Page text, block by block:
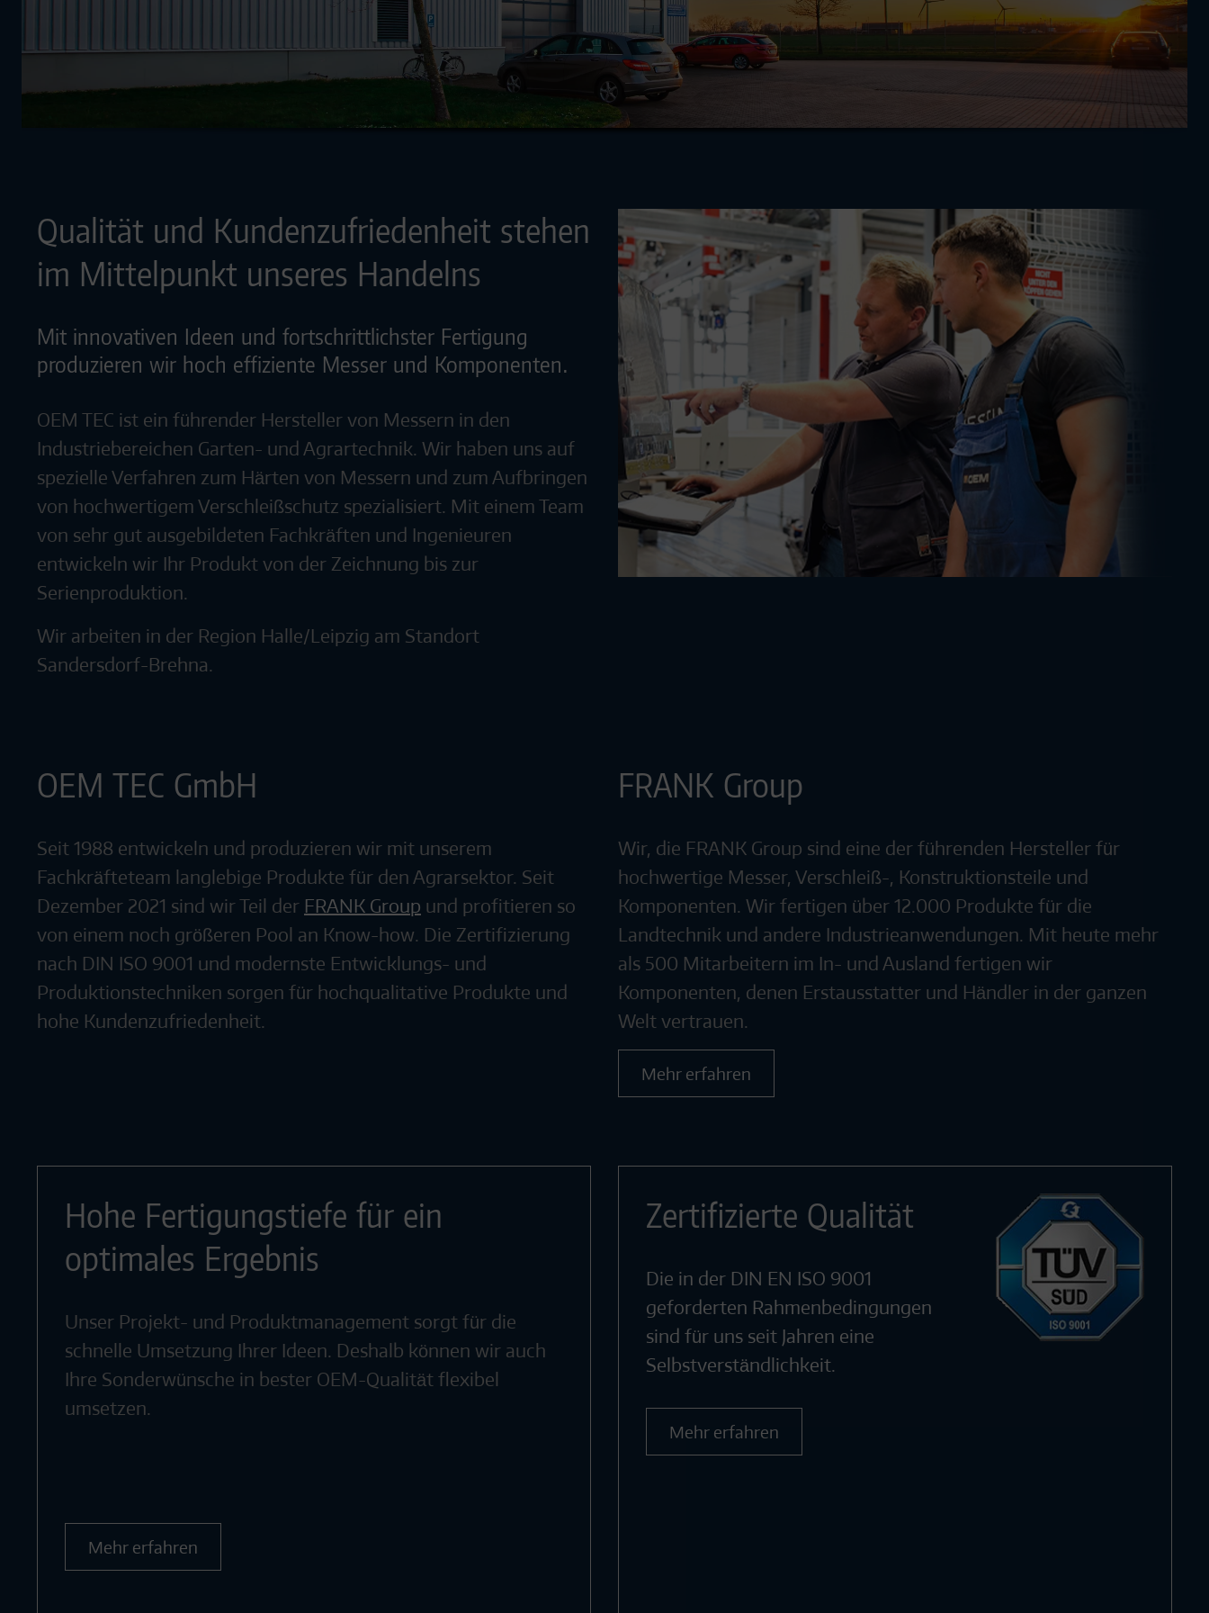
Qualität und Kundenzufriedenheit stehen
im Mittelpunkt unseres Handelns
Mit innovativen Ideen und fortschrittlichster Fertigung
produzieren wir hoch effiziente Messer und Komponenten.
OEM TEC ist ein führender Hersteller von Messern in den
Industriebereichen Garten- und Agrartechnik. Wir haben uns auf
spezielle Verfahren zum Härten von Messern und zum Aufbringen
von hochwertigem Verschleißschutz spezialisiert. Mit einem Team
von sehr gut ausgebildeten Fachkräften und Ingenieuren
entwickeln wir Ihr Produkt von der Zeichnung bis zur
Serienproduktion.
Wir arbeiten in der Region Halle/Leipzig am Standort
Sandersdorf-Brehna.
OEM TEC GmbH
Seit 1988 entwickeln und produzieren wir mit unserem
Fachkräfteteam langlebige Produkte für den Agrarsektor. Seit
Dezember 2021 sind wir Teil der FRANK Group und profitieren so
von einem noch größeren Pool an Know-how. Die Zertifizierung
nach DIN ISO 9001 und modernste Entwicklungs- und
Produktionstechniken sorgen für hochqualitative Produkte und
hohe Kundenzufriedenheit.
FRANK Group
Wir, die FRANK Group sind eine der führenden Hersteller für
hochwertige Messer, Verschleiß-, Konstruktionsteile und
Komponenten. Wir fertigen über 12.000 Produkte für die
Landtechnik und andere Industrieanwendungen. Mit heute mehr
als 500 Mitarbeitern im In- und Ausland fertigen wir
Komponenten, denen Erstausstatter und Händler in der ganzen
Welt vertrauen.
Mehr erfahren
Hohe Fertigungstiefe für ein
optimales Ergebnis
Unser Projekt- und Produktmanagement sorgt für die
schnelle Umsetzung Ihrer Ideen. Deshalb können wir auch
Ihre Sonderwünsche in bester OEM-Qualität flexibel
umsetzen.
Mehr erfahren
Zertifizierte Qualität
Die in der DIN EN ISO 9001
geforderten Rahmenbedingungen
sind für uns seit Jahren eine
Selbstverständlichkeit.
Mehr erfahren